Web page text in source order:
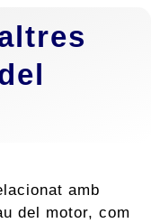
amb
del motor, com